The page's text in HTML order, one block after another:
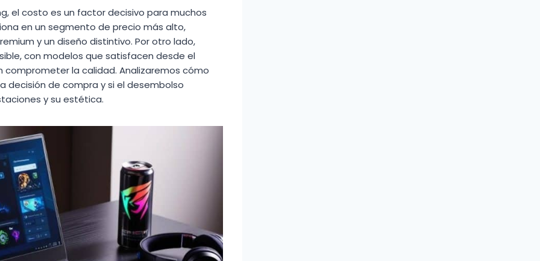
el costo es un factor decisivo para muchos
en un segmento de precio más alto,
y un diseño distintivo. Por otro lado,
con modelos que satisfacen desde el
la calidad. Analizaremos cómo
decisión de compra y si el desembolso
y su estética.